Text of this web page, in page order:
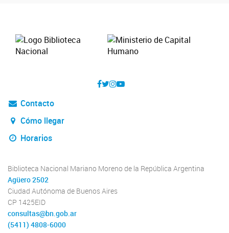
Contacto
Cómo llegar
Horarios
Biblioteca Nacional Mariano Moreno de la República Argentina
Agüero 2502
Ciudad Autónoma de Buenos Aires
CP 1425EID
consultas@bn.gob.ar
(5411) 4808-6000